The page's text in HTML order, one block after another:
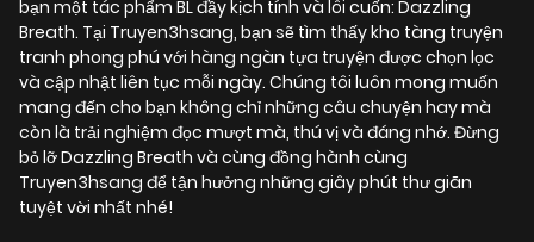
bạn một tác phẩm BL đầy kịch tính và lôi cuốn: Dazzling
Breath. Tại Truyen3hsang, bạn sẽ tìm thấy kho tàng truyện
tranh phong phú với hàng ngàn tựa truyện được chọn lọc
và cập nhật liên tục mỗi ngày. Chúng tôi luôn mong muốn
mang đến cho bạn không chỉ những câu chuyện hay mà
còn là trải nghiệm đọc mượt mà, thú vị và đáng nhớ. Đừng
bỏ lỡ Dazzling Breath và cùng đồng hành cùng
Truyen3hsang để tận hưởng những giây phút thư giãn
tuyệt vời nhất nhé!